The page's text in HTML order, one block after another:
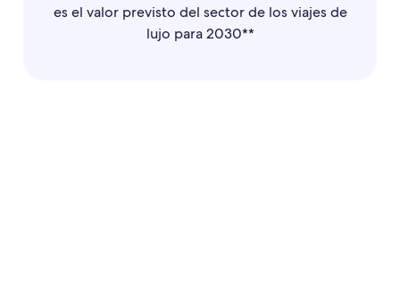
es el valor previsto del sector de los viajes de
lujo para 2030**